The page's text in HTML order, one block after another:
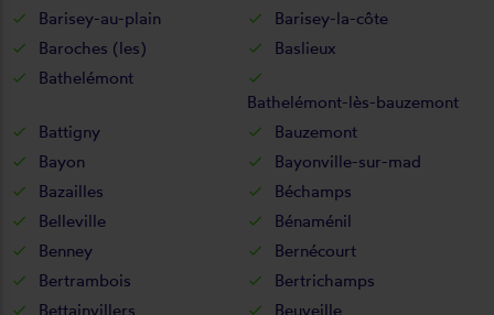
Barisey-au-plain
Barisey-la-côte
Baroches (les)
Baslieux
Bathelémont
Bathelémont-lès-bauzemont
Battigny
Bauzemont
Bayon
Bayonville-sur-mad
Bazailles
Béchamps
Belleville
Bénaménil
Benney
Bernécourt
Bertrambois
Bertrichamps
Bettainvillers
Beuveille